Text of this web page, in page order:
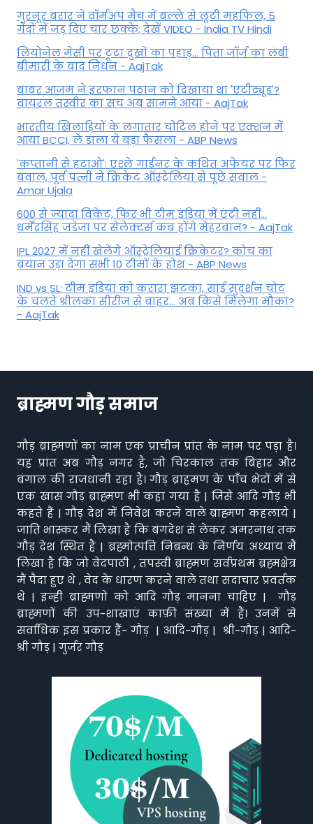
गुरनूर बरार ने वॉर्मअप मैच में बल्ले से लूटी महफिल, 5
गेंदों में जड़ दिए चार छक्के; देखें VIDEO - India TV Hindi
लियोनेल मेसी पर टूटा दुखों का पहाड़... पिता जॉर्ज का लंबी
बीमारी के बाद निधन - AajTak
बाबर आजम ने इरफान पठान को दिखाया था 'एटीट्यूड'?
वायरल तस्वीर का सच अब सामने आया - AajTak
भारतीय खिलाड़ियों के लगातार चोटिल होने पर एक्शन में
आया BCCI, ले डाला ये बड़ा फैसला - ABP News
'कप्तानी से हटाओ': एश्ले गार्डनर के कथित अफेयर पर फिर
बवाल, पूर्व पत्नी ने क्रिकेट ऑस्ट्रेलिया से पूछे सवाल -
Amar Ujala
600 से ज्यादा विकेट, फिर भी टीम इंडिया में एंट्री नहीं...
धर्मेंद्रसिंह जडेजा पर सेलेक्टर्स कब होंगे मेहरबान? - AajTak
IPL 2027 में नहीं खेलेंगे ऑस्ट्रेलियाई क्रिकेटर? कोच का
बयान उड़ा देगा सभी 10 टीमों के होश - ABP News
IND vs SL: टीम इंड‍िया को करारा झटका, साई सुदर्शन चोट
के चलते श्रीलंका सीरीज से बाहर... अब किसे म‍िलेगा मौका?
- AajTak
ब्राह्मण गौड़ समाज
गौड़ ब्राह्मणों का नाम एक प्राचीन प्रांत के नाम पर पड़ा है।
यह प्रांत अब गौड़ नगर है, जो चिरकाल तक बिहार और
बंगाल की राजधानी रहा है। गौड़ ब्राहमण के पाँच भेदों में से
एक खास गौड़ ब्राह्मण भी कहा गया है | जिसे आदि गौड़ भी
कहते हैं | गौड़ देश में निवेश करने वाले ब्राह्मण कहलाये |
जाति भास्कर मैं लिखा है कि बंगदेश से लेकर अमरनाथ तक
गौड़ देश स्थित है | ब्रह्मोत्पत्ति निबन्ध के निर्णय अध्याय मैं
लिखा है कि जो वेदपाठी , तपस्वी ब्राह्मण सर्वप्रथम ब्रह्मक्षेत्र
मैं पैदा हुए थे , वेद के धारण करने वाले तथा सदाचार प्रवर्तक
थे | इन्ही ब्राह्मणो को आदि गौड़ मानना चाहिए | गौड़
ब्राह्मणों की उप-शाखाएं काफ़ी संख्या में हैं। उनमें से
सर्वाधिक इस प्रकार हैं- गौड़ | आदि-गौड़ | श्री-गौड़ | आदि-
श्री गौड़ | गुर्जर गौड़